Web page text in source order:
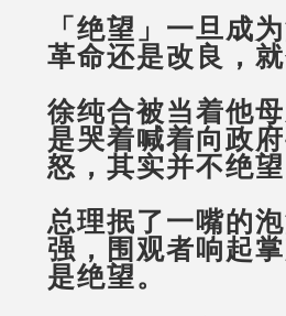
「绝望」一旦成
革命还是改良，
徐纯合被当着他
是哭着喊着向政
怒，其实并不绝望
总理抿了一嘴的
强，围观者响起
是绝望。